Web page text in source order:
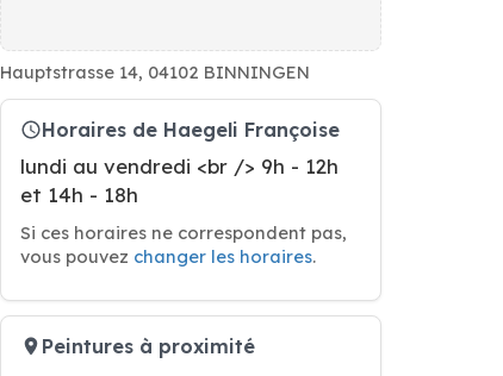
Hauptstrasse 14, 04102 BINNINGEN
Horaires de Haegeli Françoise
lundi au vendredi <br /> 9h - 12h
et 14h - 18h
Si ces horaires ne correspondent pas,
vous pouvez changer les horaires.
Peintures à proximité